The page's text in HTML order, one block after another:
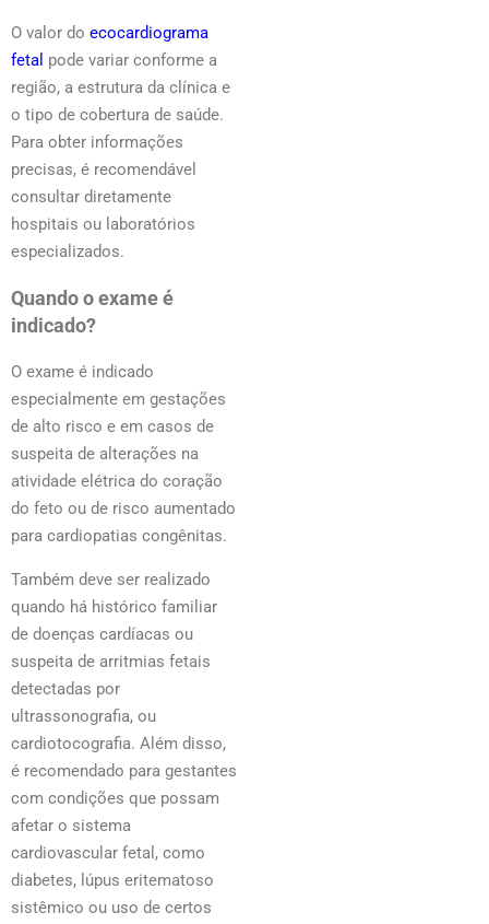
O valor do ecocardiograma
fetal pode variar conforme a
região, a estrutura da clínica e
o tipo de cobertura de saúde.
Para obter informações
precisas, é recomendável
consultar diretamente
hospitais ou laboratórios
especializados.
Quando o exame é
indicado?
O exame é indicado
especialmente em gestações
de alto risco e em casos de
suspeita de alterações na
atividade elétrica do coração
do feto ou de risco aumentado
para cardiopatias congênitas.
Também deve ser realizado
quando há histórico familiar
de doenças cardíacas ou
suspeita de arritmias fetais
detectadas por
ultrassonografia, ou
cardiotocografia. Além disso,
é recomendado para gestantes
com condições que possam
afetar o sistema
cardiovascular fetal, como
diabetes, lúpus eritematoso
sistêmico ou uso de certos